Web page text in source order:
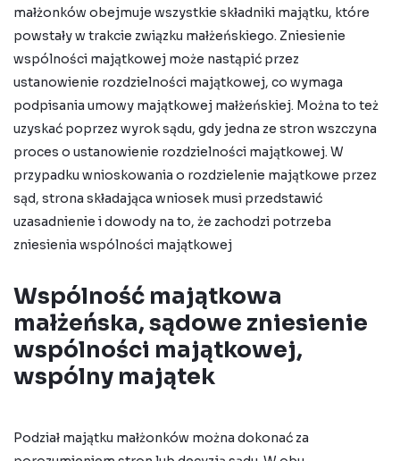
małżonków obejmuje wszystkie składniki majątku, które
powstały w trakcie związku małżeńskiego. Zniesienie
wspólności majątkowej może nastąpić przez
ustanowienie rozdzielności majątkowej, co wymaga
podpisania umowy majątkowej małżeńskiej. Można to też
uzyskać poprzez wyrok sądu, gdy jedna ze stron wszczyna
proces o ustanowienie rozdzielności majątkowej. W
przypadku wnioskowania o rozdzielenie majątkowe przez
sąd, strona składająca wniosek musi przedstawić
uzasadnienie i dowody na to, że zachodzi potrzeba
zniesienia wspólności majątkowej
Wspólność majątkowa
małżeńska, sądowe zniesienie
wspólności majątkowej,
wspólny majątek
Podział majątku małżonków można dokonać za